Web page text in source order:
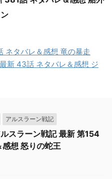
ネタバレ＆感想 竜の暴走
新 43話 ネタバレ＆感想 ジ
アルスラーン戦記
ルスラーン戦記 最新 第154
想 怒りの蛇王